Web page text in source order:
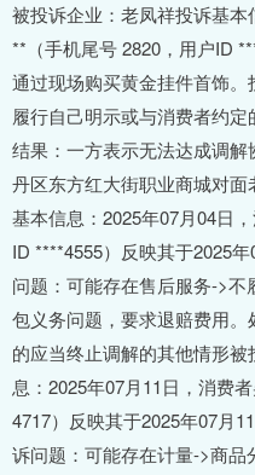
被投诉企业：老凤祥投诉基
**（手机尾号 2820，用户ID
通过现场购买黄金挂件首饰
履行自己明示或与消费者约
结果：一方表示无法达成调
丹区东方红大街职业商城对
基本信息：2025年07月04日
ID ****4555）反映其于2025
问题：可能存在售后服务->
包义务问题，要求退赔费用
的应当终止调解的其他情形
息：2025年07月11日，消费
4717）反映其于2025年07月
诉问题：可能存在计量->商